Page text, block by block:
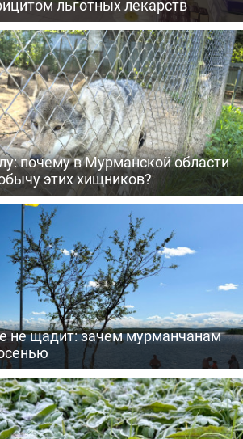
льготных лекарств
почему в Мурманской области
этих хищников?
не щадит: зачем мурманчанам